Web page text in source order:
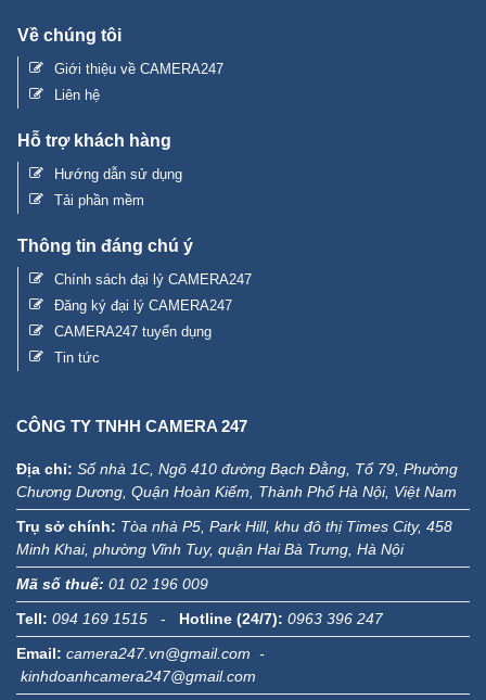
Về chúng tôi
Giới thiệu về CAMERA247
Liên hệ
Hỗ trợ khách hàng
Hướng dẫn sử dụng
Tải phần mềm
Thông tin đáng chú ý
Chính sách đại lý CAMERA247
Đăng ký đại lý CAMERA247
CAMERA247 tuyển dụng
Tin tức
CÔNG TY TNHH CAMERA 247
Địa chỉ: Số nhà 1C, Ngõ 410 đường Bạch Đằng, Tổ 79, Phường
Chương Dương, Quận Hoàn Kiếm, Thành Phố Hà Nội, Việt Nam
Trụ sở chính: Tòa nhà P5, Park Hill, khu đô thị Times City, 458
Minh Khai, phường Vĩnh Tuy, quận Hai Bà Trưng, Hà Nội
Mã số thuế: 01 02 196 009
Tell: 094 169 1515 - Hotline (24/7): 0963 396 247
Email: camera247.vn@gmail.com -
kinhdoanhcamera247@gmail.com